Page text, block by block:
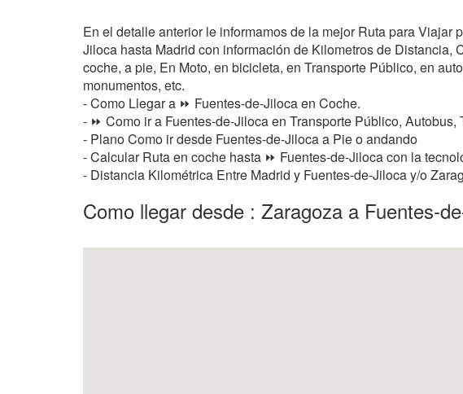
En el detalle anterior le informamos de la mejor Ruta para
Jiloca hasta Madrid con información de Kilometros de
coche, a pie, En Moto, en bicicleta, en Transporte Público, en
monumentos, etc.
- Como Llegar a ⏩ Fuentes-de-Jiloca en Coche.
- ⏩ Como ir a Fuentes-de-Jiloca en Transporte Público, Autobus,
- Plano Como ir desde Fuentes-de-Jiloca a Pie o andando
- Calcular Ruta en coche hasta ⏩ Fuentes-de-Jiloca con la
- Distancia Kilométrica Entre Madrid y Fuentes-de-Jiloca y/o
Como llegar desde : Zaragoza a Fuentes-